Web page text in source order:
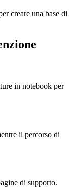
creare una base di
in notebook per
il percorso di
di supporto.